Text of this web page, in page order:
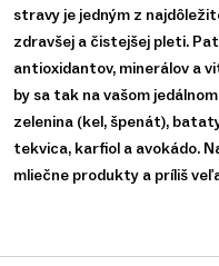
stravy je jedným z
zdravšej a čistejšej pleti.
antioxidantov, minerálov a
by sa tak na vašom
zelenina (kel, špenát),
tekvica, karfiol a avokádo.
mliečne produkty a príliš